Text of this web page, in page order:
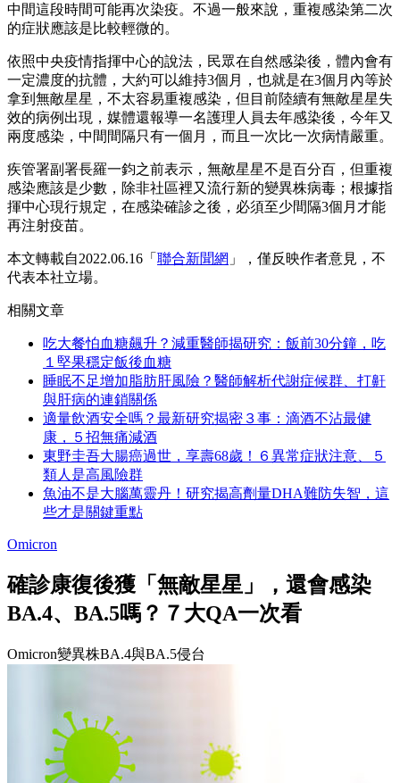
中間這段時間可能再次染疫。不過一般來說，重複感染第二次
的症狀應該是比較輕微的。
依照中央疫情指揮中心的說法，民眾在自然感染後，體內會有
一定濃度的抗體，大約可以維持3個月，也就是在3個月內等於
拿到無敵星星，不太容易重複感染，但目前陸續有無敵星星失
效的病例出現，媒體還報導一名護理人員去年感染後，今年又
兩度感染，中間間隔只有一個月，而且一次比一次病情嚴重。
疾管署副署長羅一鈞之前表示，無敵星星不是百分百，但重複
感染應該是少數，除非社區裡又流行新的變異株病毒；根據指
揮中心現行規定，在感染確診之後，必須至少間隔3個月才能
再注射疫苗。
本文轉載自2022.06.16「 聯合新聞網 」，僅反映作者意見，不
代表本社立場。
相關文章
吃大餐怕血糖飆升？減重醫師揭研究：飯前30分鐘，吃
１堅果穩定飯後血糖
睡眠不足增加脂肪肝風險？醫師解析代謝症候群、打鼾
與肝病的連鎖關係
適量飲酒安全嗎？最新研究揭密３事：滴酒不沾最健
康，５招無痛減酒
東野圭吾大腸癌過世，享壽68歲！６異常症狀注意、５
類人是高風險群
魚油不是大腦萬靈丹！研究揭高劑量DHA難防失智，這
些才是關鍵重點
Omicron
確診康復後獲「無敵星星」，還會感染
BA.4、BA.5嗎？７大QA一次看
Omicron變異株BA.4與BA.5侵台